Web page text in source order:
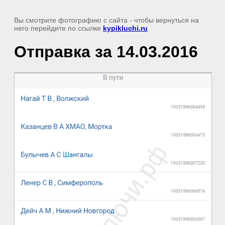
Вы смотрите фотографию с сайта - чтобы вернуться на
него перейдите по ссылке kypikluchi.ru
Отправка за 14.03.2016